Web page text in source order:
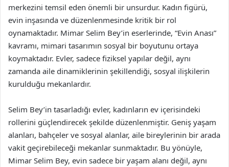
merkezini temsil eden önemli bir unsurdur. Kadın figürü,
evin inşasında ve düzenlenmesinde kritik bir rol
oynamaktadır. Mimar Selim Bey’in eserlerinde, “Evin Anası”
kavramı, mimari tasarımın sosyal bir boyutunu ortaya
koymaktadır. Evler, sadece fiziksel yapılar değil, aynı
zamanda aile dinamiklerinin şekillendiği, sosyal ilişkilerin
kurulduğu mekanlardır.
Selim Bey’in tasarladığı evler, kadınların ev içerisindeki
rollerini güçlendirecek şekilde düzenlenmiştir. Geniş yaşam
alanları, bahçeler ve sosyal alanlar, aile bireylerinin bir arada
vakit geçirebileceği mekanlar sunmaktadır. Bu yönüyle,
Mimar Selim Bey, evin sadece bir yaşam alanı değil, aynı